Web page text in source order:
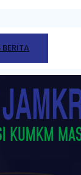
BERITA